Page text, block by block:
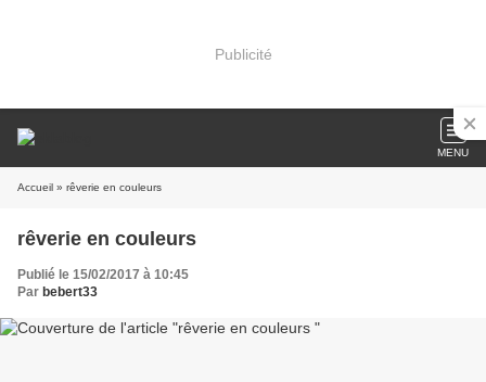
Publicité
MENU
Accueil » rêverie en couleurs
rêverie en couleurs
Publié le 15/02/2017 à 10:45
Par bebert33